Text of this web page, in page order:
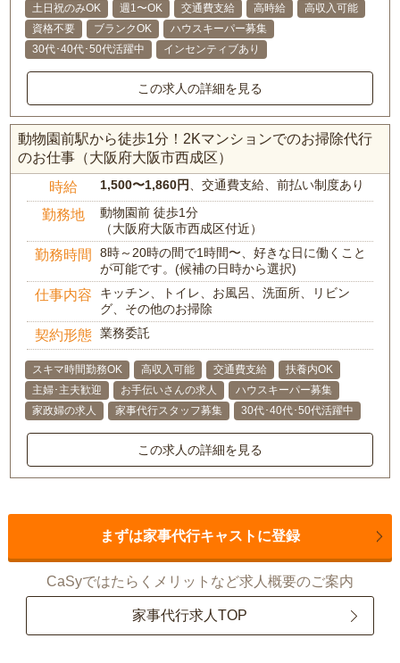
土日祝のみOK 週1〜OK 交通費支給 高時給
高収入可能
資格不要
ブランクOK
ハウスキーパー募集
30代･40代･50代活躍中
インセンティブあり
この求人の詳細を見る
動物園前駅から徒歩1分！2Kマンションでのお掃除代行
のお仕事（大阪府大阪市西成区）
時給 1,500〜1,860円 、交通費支給、前払い制度あり
勤務地
動物園前 徒歩1分
（大阪府大阪市西成区付近）
勤務時間
8時～20時の間で1時間〜、好きな日に働くこと
が可能です。(候補の日時から選択)
仕事内容
キッチン、トイレ、お風呂、洗面所、リビン
グ、その他のお掃除
契約形態 業務委託
スキマ時間勤務OK 高収入可能 交通費支給
扶養内OK
主婦･主夫歓迎
お手伝いさんの求人
ハウスキーパー募集
家政婦の求人
家事代行スタッフ募集 30代･40代･50代活躍中
この求人の詳細を見る
まずは家事代行キャストに登録
CaSyではたらくメリットなど求人概要のご案内
家事代行求人TOP